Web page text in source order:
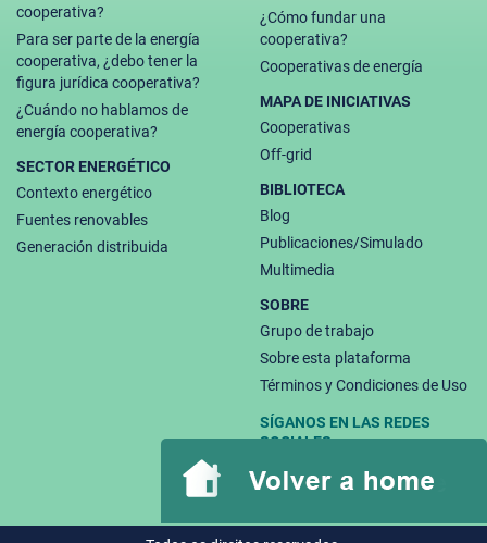
cooperativa?
Para ser parte de la energía
cooperativa, ¿debo tener la
figura jurídica cooperativa?
¿Cuándo no hablamos de
energía cooperativa?
SECTOR ENERGÉTICO
Contexto energético
Fuentes renovables
Generación distribuida
¿Cómo fundar una
cooperativa?
Cooperativas de energía
MAPA DE INICIATIVAS
Cooperativas
Off-grid
BIBLIOTECA
Blog
Publicaciones/Simulado
Multimedia
SOBRE
Grupo de trabajo
Sobre esta plataforma
Términos y Condiciones de Uso
SÍGANOS EN LAS REDES
SOCIALES